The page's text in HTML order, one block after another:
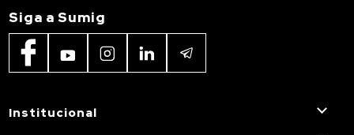
Siga a Sumig
Institucional